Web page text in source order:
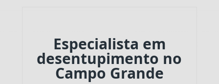
Especialista em
desentupimento no
Campo Grande